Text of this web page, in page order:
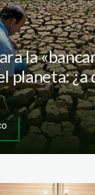
la
planeta: ¿a